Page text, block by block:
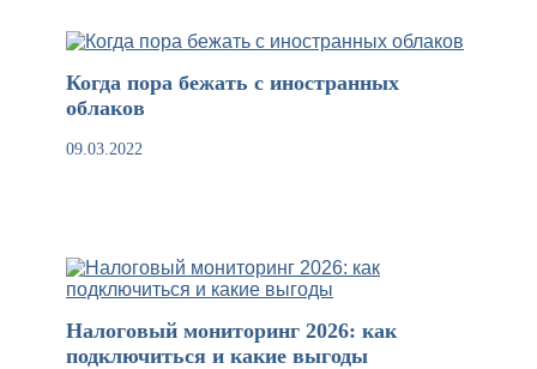
Когда пора бежать с иностранных
облаков
09.03.2022
Налоговый мониторинг 2026: как
подключиться и какие выгоды